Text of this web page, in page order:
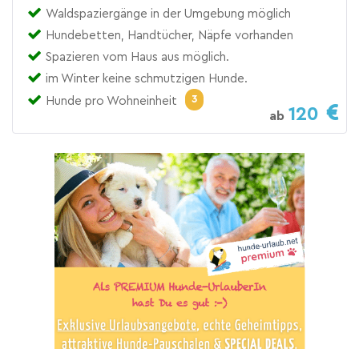
Waldspaziergänge in der Umgebung möglich
Hundebetten, Handtücher, Näpfe vorhanden
Spazieren vom Haus aus möglich.
im Winter keine schmutzigen Hunde.
Hunde pro Wohneinheit
3
ab 120